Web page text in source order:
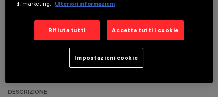
DATI TECNICI
ULTIMO AGGIORNAMENTO: 01/08/2026
DESCRIZIONE
di marketing.
Ulteriori informazioni
Rifiuta tutti Accetta tutti i cookie
Impostazioni cookie